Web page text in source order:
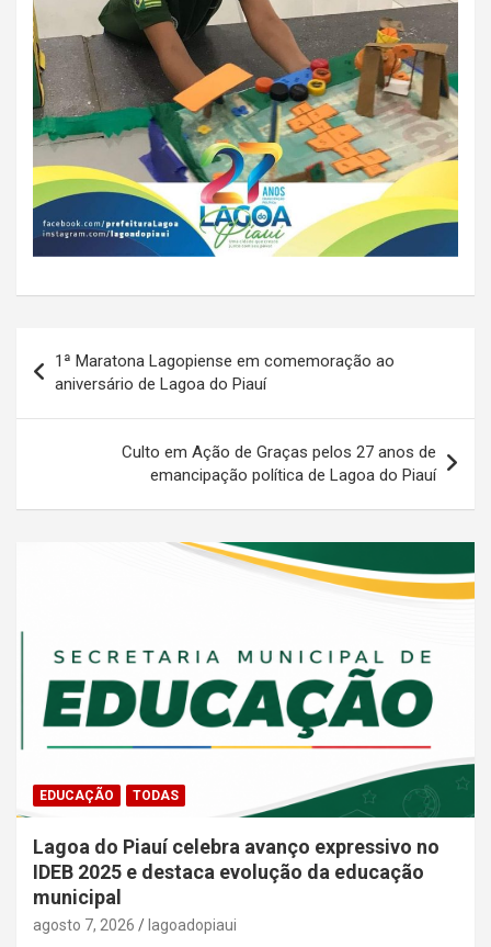
de
Post
1ª Maratona Lagopiense em comemoração ao
aniversário de Lagoa do Piauí
Culto em Ação de Graças pelos 27 anos de
emancipação política de Lagoa do Piauí
EDUCAÇÃO TODAS
Lagoa do Piauí celebra avanço expressivo no
IDEB 2025 e destaca evolução da educação
municipal
agosto 7, 2026 lagoadopiaui